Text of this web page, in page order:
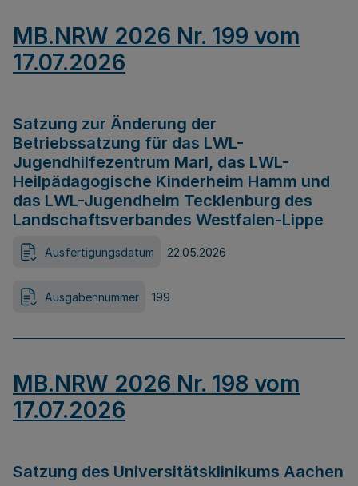
MB.NRW 2026 Nr. 199 vom
17.07.2026
Satzung zur Änderung der
Betriebssatzung für das LWL-
Jugendhilfezentrum Marl, das LWL-
Heilpädagogische Kinderheim Hamm und
das LWL-Jugendheim Tecklenburg des
Landschaftsverbandes Westfalen-Lippe
Ausfertigungsdatum 22.05.2026
Ausgabennummer 199
MB.NRW 2026 Nr. 198 vom
17.07.2026
Satzung des Universitätsklinikums Aachen